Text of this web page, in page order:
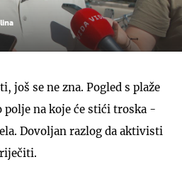
još se ne zna. Pogled s plaže
polje na koje će stići troska -
Dovoljan razlog da aktivisti